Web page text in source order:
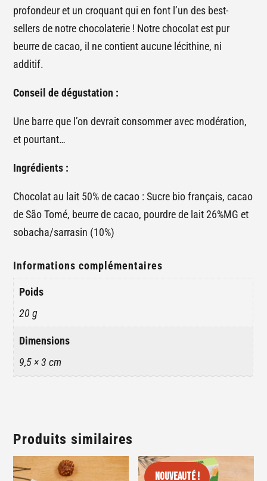
profondeur et un croquant qui en font l’un des best-
sellers de notre chocolaterie ! Notre chocolat est pur
beurre de cacao, il ne contient aucune lécithine, ni
additif.
Conseil de dégustation :
Une barre que l’on devrait consommer avec modération,
et pourtant…
Ingrédients :
Chocolat au lait 50% de cacao : Sucre bio français, cacao
de São Tomé, beurre de cacao, pourdre de lait 26%MG et
sobacha/sarrasin (10%)
Informations complémentaires
Poids
20 g
Dimensions
9,5 × 3 cm
Produits similaires
Nouveauté !